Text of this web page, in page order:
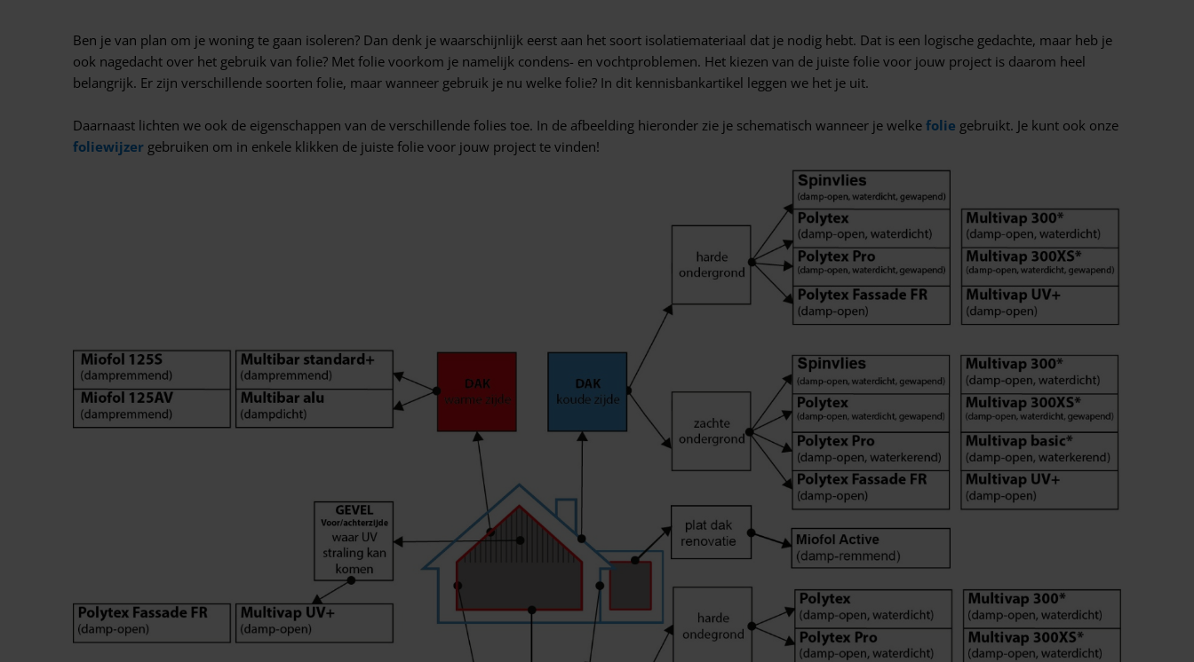
Ben je van plan om je woning te gaan isoleren? Dan denk je waarschijnlijk eerst aan het soort isolatiemateriaal dat je nodig hebt. Dat is een logische gedachte, maar heb je
ook nagedacht over het gebruik van folie? Met folie voorkom je namelijk condens- en vochtproblemen. Het kiezen van de juiste folie voor jouw project is daarom heel
belangrijk. Er zijn verschillende soorten folie, maar wanneer gebruik je nu welke folie? In dit kennisbankartikel leggen we het je uit.
Daarnaast lichten we ook de eigenschappen van de verschillende folies toe. In de afbeelding hieronder zie je schematisch wanneer je welke folie gebruikt. Je kunt ook onze
foliewijzer gebruiken om in enkele klikken de juiste folie voor jouw project te vinden!